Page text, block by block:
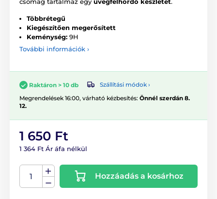
Többrétegű
Kiegészítően megerősített
Keménység: 9H
További információk ›
Raktáron > 10 db
Szállítási módok ›
Megrendelések 16:00, várható kézbesítés: Önnél szerdán 8.
12.
1 650 Ft
1 364 Ft Ár áfa nélkül
Hozzáadás a kosárhoz